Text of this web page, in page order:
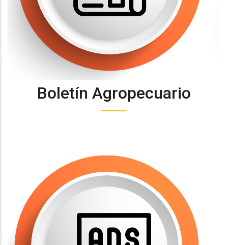
Boletín Agropecuario